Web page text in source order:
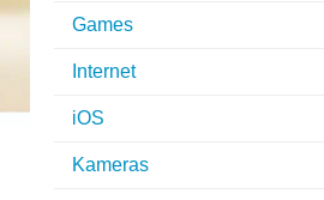
Games
Internet
iOS
Kameras